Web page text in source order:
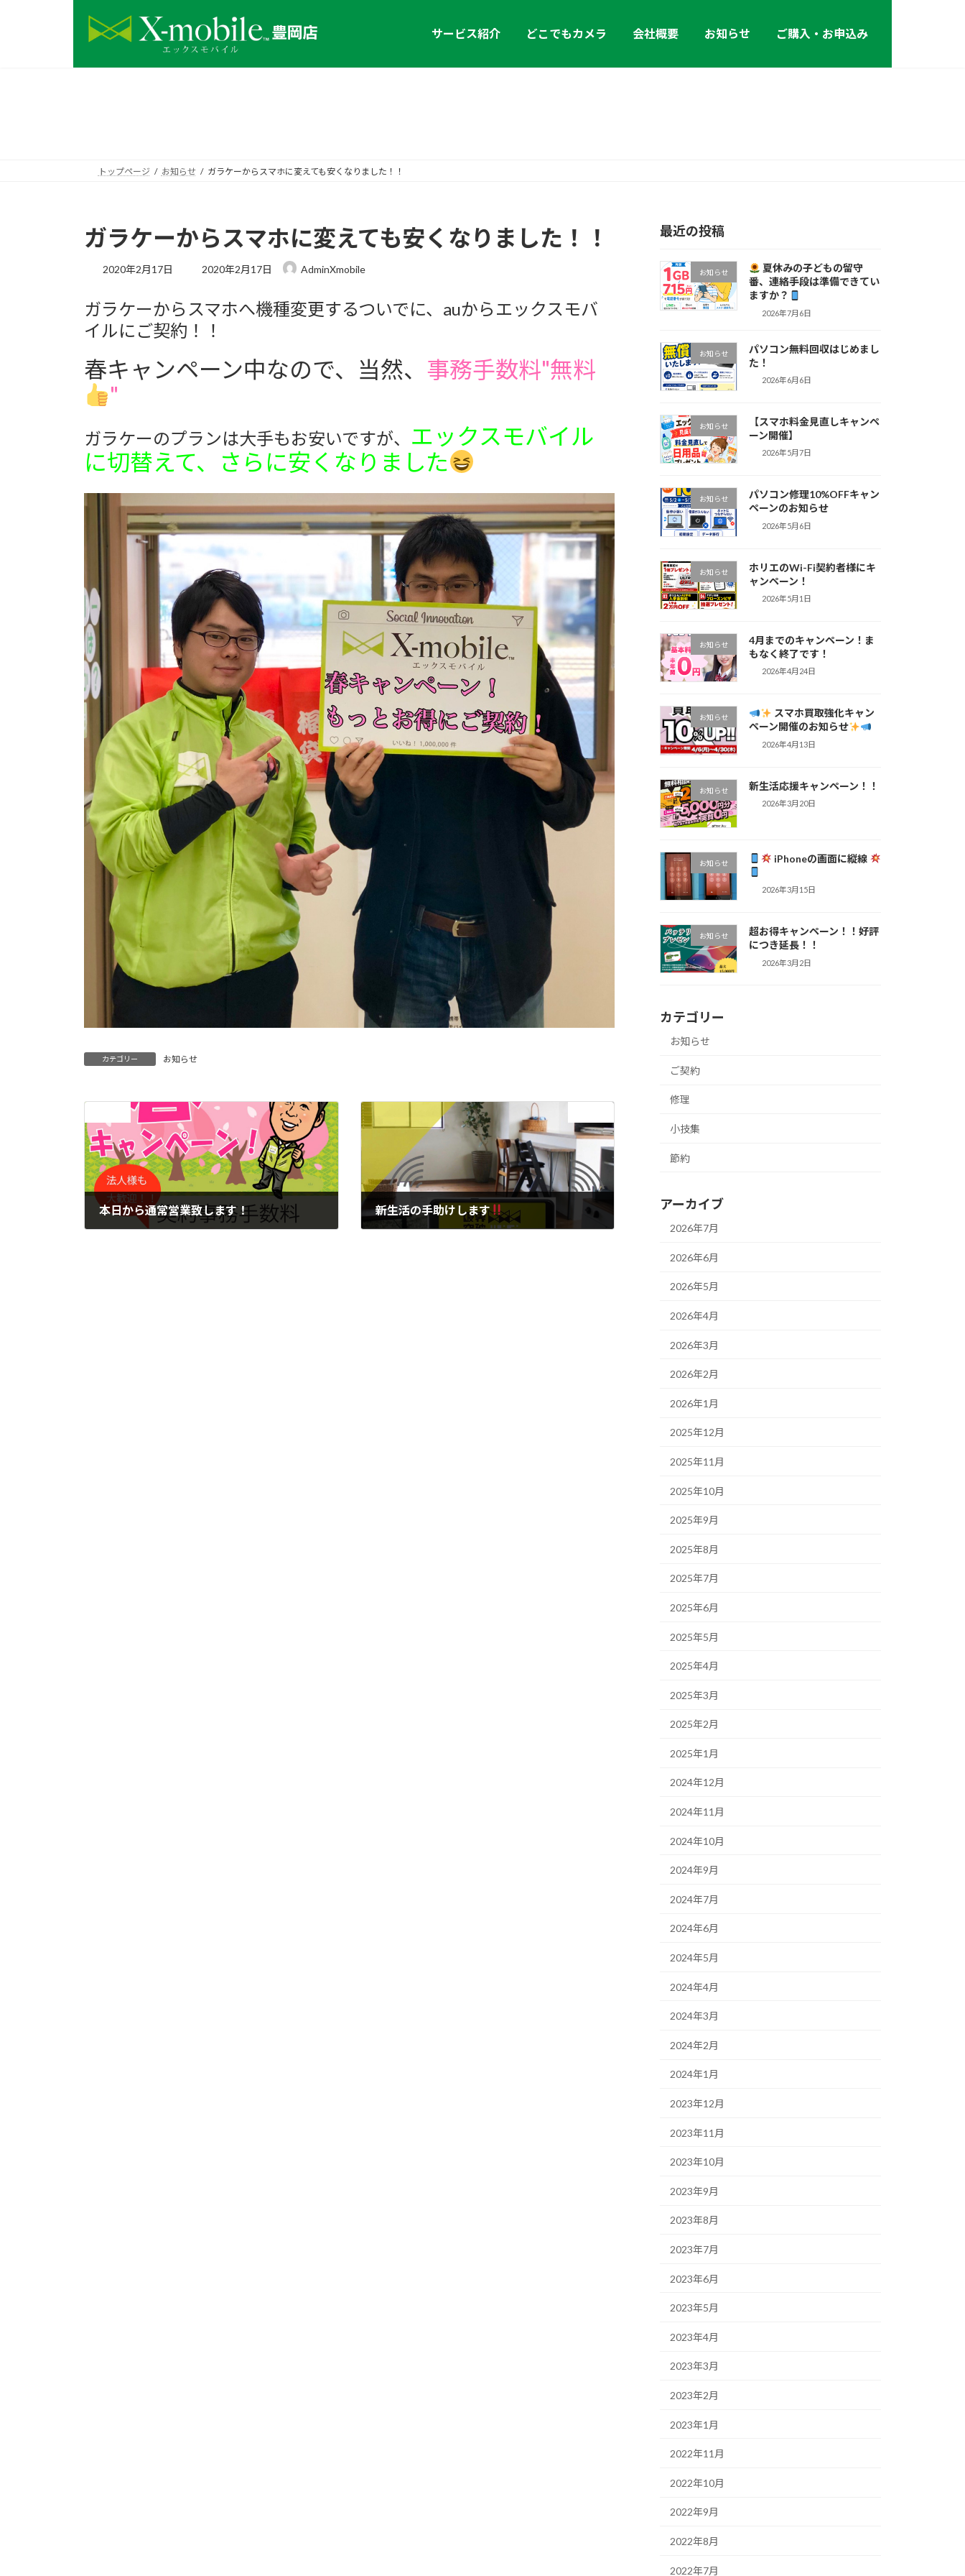
サービス紹介 どこでもカメラ 会社概要 お知らせ ご購入・お申込み
トップページ お知らせ ガラケーからスマホに変えても安くなりました！！
ガラケーからスマホに変えても安くなりました！！
2020年2月17日
最
新
2020年2月17日 AdminXmobile
ガラケーからスマホへ機種変更するついでに、auからエックスモバ
イルにご契約！！
春キャンペーン中なので、当然、 事務手数料"無料
"
ガラケーのプランは大手もお安いですが、 エックスモバイル
に切替えて、さらに安くなりました
カテゴリー お知らせ
本日から通常営業致します！ 新生活の手助けします
最近の投稿
お知らせ
夏休みの子どもの留守
番、連絡手段は準備できてい
ますか？
2026年7月6日
お知らせ
パソコン無料回収はじめまし
た！
2026年6月6日
お知らせ
【スマホ料金見直しキャンペ
ーン開催】
2026年5月7日
お知らせ
パソコン修理10%OFFキャン
ペーンのお知らせ
2026年5月6日
お知らせ
ホリエのWi-Fi契約者様にキ
ャンペーン！
2026年5月1日
お知らせ
4月までのキャンペーン！ま
もなく終了です！
2026年4月24日
お知らせ
スマホ買取強化キャン
ペーン開催のお知らせ
2026年4月13日
お知らせ 新生活応援キャンペーン！！
2026年3月20日
お知らせ iPhoneの画面に縦線
2026年3月15日
お知らせ
超お得キャンペーン！！好評
につき延長！！
2026年3月2日
カテゴリー
お知らせ
ご契約
修理
小技集
節約
アーカイブ
2026年7月
2026年6月
2026年5月
2026年4月
2026年3月
2026年2月
2026年1月
2025年12月
2025年11月
2025年10月
2025年9月
2025年8月
2025年7月
2025年6月
2025年5月
2025年4月
2025年3月
2025年2月
2025年1月
2024年12月
2024年11月
2024年10月
2024年9月
2024年7月
2024年6月
2024年5月
2024年4月
2024年3月
2024年2月
2024年1月
2023年12月
2023年11月
2023年10月
2023年9月
2023年8月
2023年7月
2023年6月
2023年5月
2023年4月
2023年3月
2023年2月
2023年1月
2022年11月
2022年10月
2022年9月
2022年8月
2022年7月